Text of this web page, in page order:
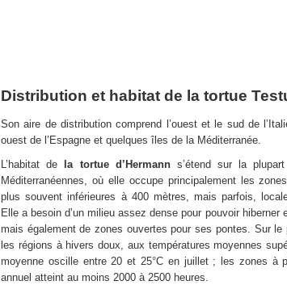
Distribution et habitat de la tortue
Son aire de distribution comprend l’ouest et le sud de
ouest de l’Espagne et quelques îles de la Méditerranée.
L’habitat de
la tortue d’Hermanns’étend sur la
Méditerranéennes, où elle occupe principalement les
plus souvent inférieures à 400 mètres, mais parfois,
Elle a besoin d’un milieu assez dense pour pouvoir hiberner
mais également de zones ouvertes pour ses pontes. Sur le
les régions à hivers doux, aux températures moyennes
moyenne oscille entre 20 et 25°C en juillet ; les zones à
annuel atteint au moins 2000 à 2500 heures.